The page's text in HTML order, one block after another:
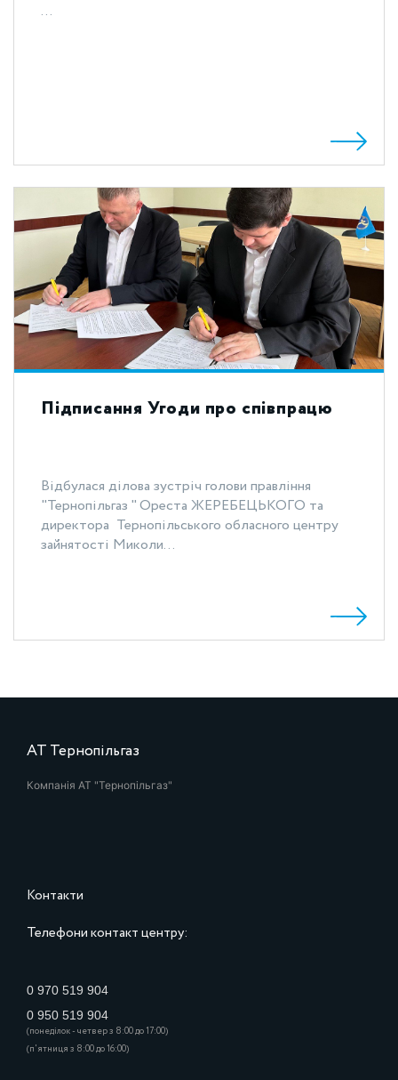
...
Підписання Угоди про співпрацю
Відбулася ділова зустріч голови правління
"Тернопільгаз " Ореста ЖЕРЕБЕЦЬКОГО та
директора Тернопільського обласного центру
зайнятості Миколи...
АТ Тернопільгаз
Компанія АТ "Тернопільгаз"
Контакти
Телефони контакт центру:
0 970 519 904
0 950 519 904
(понеділок - четвер з 8:00 до 17:00)
(п'ятниця з 8:00 до 16:00)